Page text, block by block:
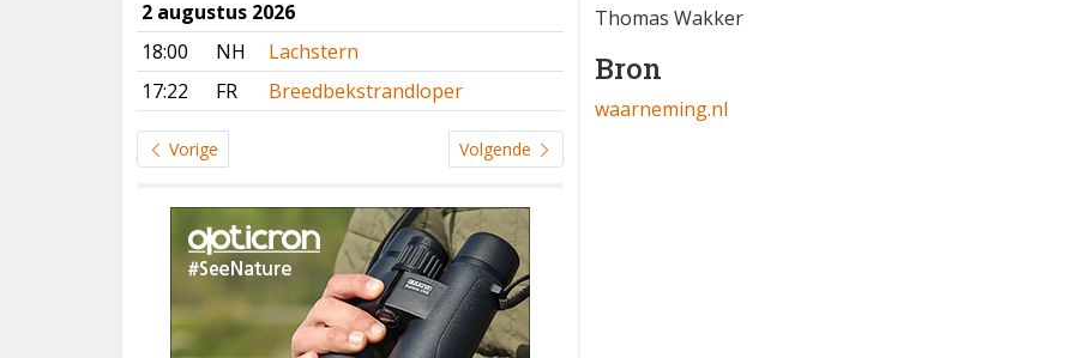
2 augustus 2026
18:00
NH
Lachstern
17:22
FR Breedbekstrandloper
Vorige Volgende
Thomas Wakker
Bron
waarneming.nl